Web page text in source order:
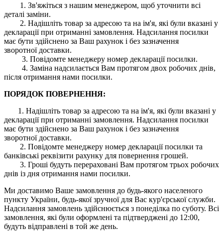
1. Зв'яжіться з нашим менеджером, щоб уточнити всі
деталі заміни.
2. Надішліть товар за адресою та на ім'я, які були вказані у
декларації при отриманні замовлення. Надсилання посилки
має бути здійснено за Ваш рахунок і без зазначення
зворотної доставки.
3. Повідомте менеджеру номер декларації посилки.
4. Заміна надсилається Вам протягом двох робочих днів,
після отримання нами посилки.
ПОРЯДОК ПОВЕРНЕННЯ:
1. Надішліть товар за адресою та на ім'я, які були вказані у
декларації при отриманні замовлення. Надсилання посилки
має бути здійснено за Ваш рахунок і без зазначення
зворотної доставки.
2. Повідомте менеджеру номер декларації посилки та
банківські реквізити рахунку для повернення грошей.
3. Гроші будуть перераховані Вам протягом трьох робочих
днів із дня отримання нами посилки.
Ми доставимо Ваше замовлення до будь-якого населеного
пункту України, будь-якої зручної для Вас кур'єрської служби.
Надсилання замовлень здійснюється з понеділка по суботу. Всі
замовлення, які були оформлені та підтверджені до 12:00,
будуть відправлені в той же день.